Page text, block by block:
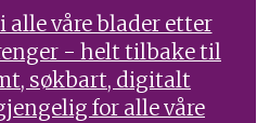
alle våre blader etter
- helt tilbake til
søkbart, digitalt
for alle våre